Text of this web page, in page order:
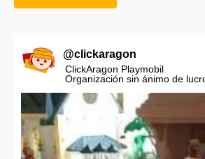
@clickaragon
ClickAragon Playmobil
Organización sin ánimo de